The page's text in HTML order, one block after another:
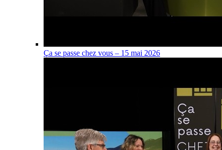
Ça se passe chez vous – 15 mai 2026